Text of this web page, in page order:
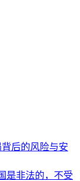
后的风险与安
是非法的，不受